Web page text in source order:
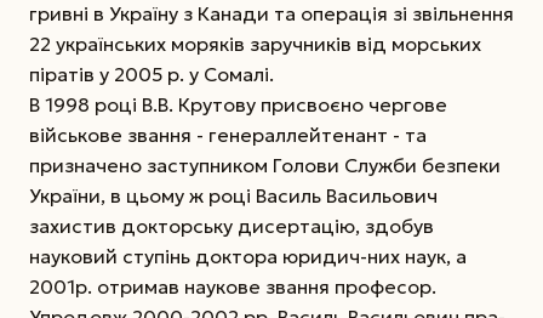
гривні в Україну з Канади та операція зі звільнення
22 українських моряків­ заручників від морських
піратів у 2005 р. у Сомалі.
В 1998 році В.В. Крутову присвоєно чергове
військове звання - генерал­лейтенант - та
призначено заступником Голови Служби безпеки
України, в цьому ж році Василь Васильович
захистив докторську дисертацію, здобув
науковий ступінь доктора юридич-них наук, а
2001р. отримав наукове звання професор.